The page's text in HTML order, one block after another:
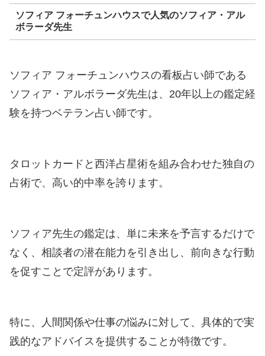
ソフィア フォーチュンハウスで人気のソフィア・アル
ボラーダ先生
ソフィア フォーチュンハウスの看板占い師である
ソフィア・アルボラーダ先生は、20年以上の鑑定経
験を持つベテラン占い師です。
タロットカードと西洋占星術を組み合わせた独自の
占術で、高い的中率を誇ります。
ソフィア先生の鑑定は、単に未来を予言するだけで
なく、相談者の潜在能力を引き出し、前向きな行動
を促すことで定評があります。
特に、人間関係や仕事の悩みに対して、具体的で実
践的なアドバイスを提供することが特徴です。